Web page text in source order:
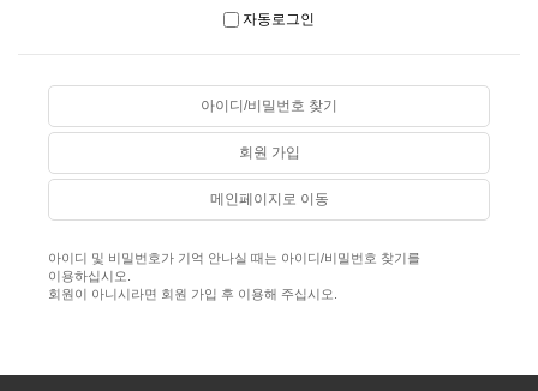
자동로그인
아이디/비밀번호 찾기
회원 가입
메인페이지로 이동
아이디 및 비밀번호가 기억 안나실 때는 아이디/비밀번호 찾기를
이용하십시오.
회원이 아니시라면 회원 가입 후 이용해 주십시오.